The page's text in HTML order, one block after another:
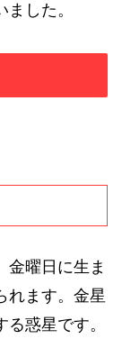
した。
金曜日に生ま
れます。金星
惑星です。